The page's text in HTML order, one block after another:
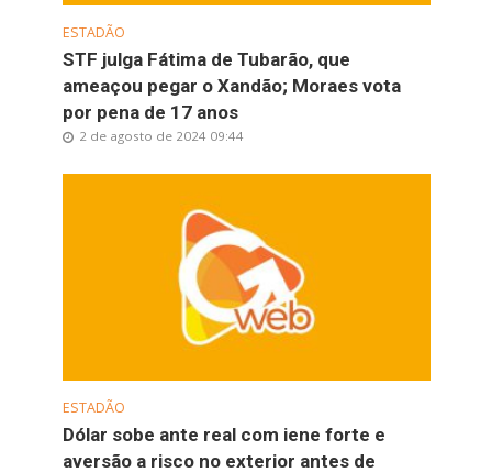
ESTADÃO
STF julga Fátima de Tubarão, que
ameaçou pegar o Xandão; Moraes vota
por pena de 17 anos
2 de agosto de 2024 09:44
ESTADÃO
Dólar sobe ante real com iene forte e
aversão a risco no exterior antes de